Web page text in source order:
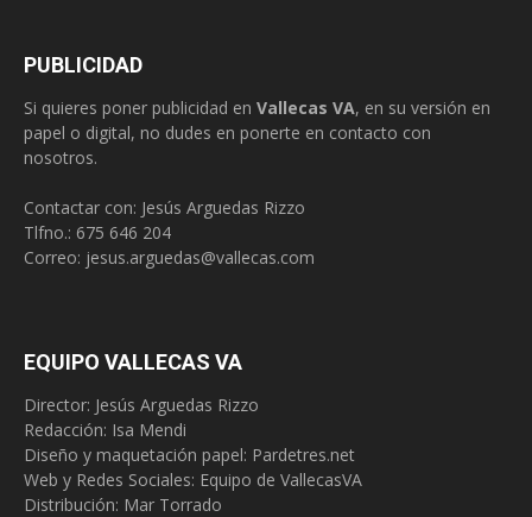
PUBLICIDAD
Si quieres poner publicidad en Vallecas VA, en su versión en
papel o digital, no dudes en ponerte en contacto con
nosotros.
Contactar con: Jesús Arguedas Rizzo
Tlfno.: 675 646 204
Correo: jesus.arguedas@vallecas.com
EQUIPO VALLECAS VA
Director: Jesús Arguedas Rizzo
Redacción: Isa Mendi
Diseño y maquetación papel: Pardetres.net
Web y Redes Sociales: Equipo de VallecasVA
Distribución: Mar Torrado